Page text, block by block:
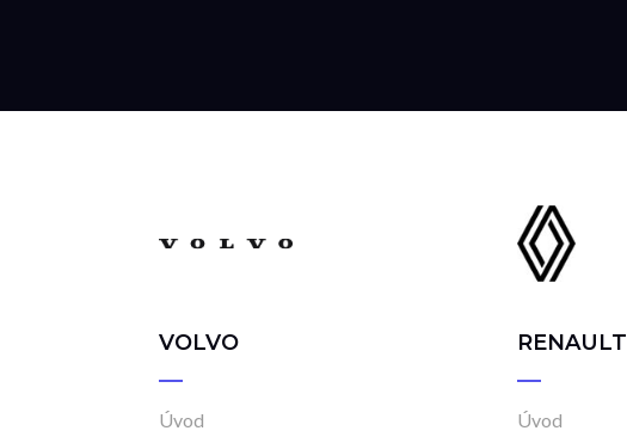
VOLVO
Úvod
RENAULT
Úvod